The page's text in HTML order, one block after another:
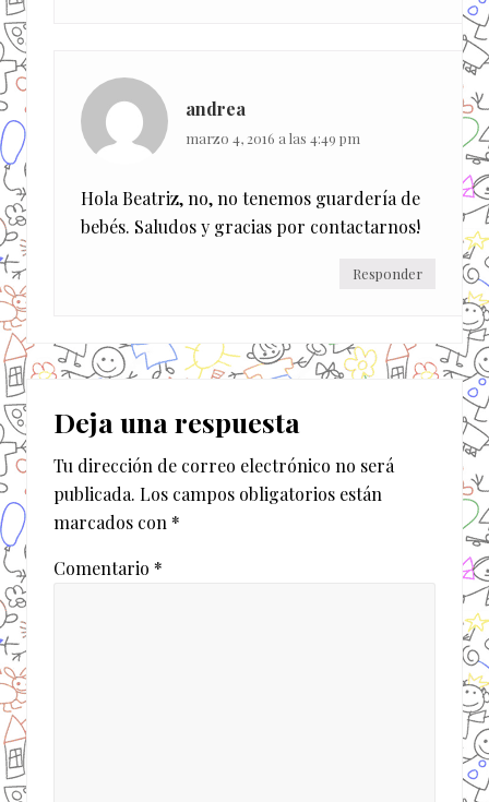
andrea
marzo 4, 2016 a las 4:49 pm
Hola Beatriz, no, no tenemos guardería de
bebés. Saludos y gracias por contactarnos!
Responder
Deja una respuesta
Tu dirección de correo electrónico no será
publicada. Los campos obligatorios están
marcados con *
Comentario *